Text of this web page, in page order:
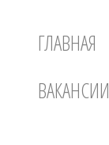
ГЛАВНАЯ
ВАКАНСИИ